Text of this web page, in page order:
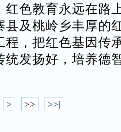
红色教育永远在路
县及桃岭乡丰厚的
程，把红色基因传
统发扬好，培养德
> >> >>|